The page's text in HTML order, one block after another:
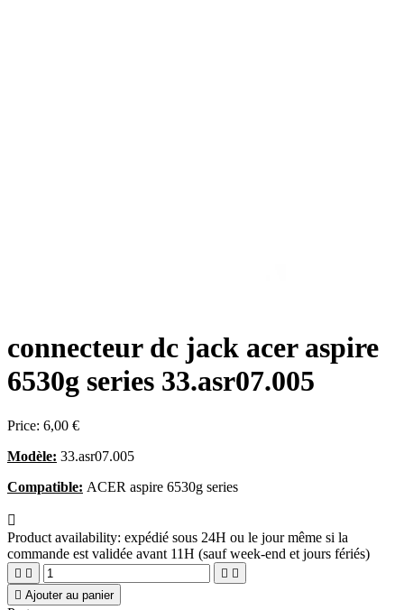
connecteur dc jack acer aspire
6530g series 33.asr07.005
Price: 6,00 €
Modèle: 33.asr07.005
Compatible: ACER aspire 6530g series

Product availability: expédié sous 24H ou le jour même si la
commande est validée avant 11H (sauf week-end et jours fériés)
   
 Ajouter au panier